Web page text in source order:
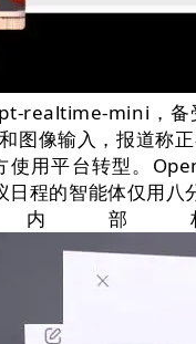
realtime-mini，备
图像输入，报道称
用平台转型。
程的智能体仅用八